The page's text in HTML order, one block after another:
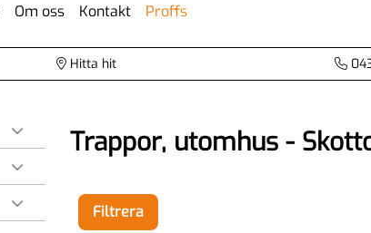
Om oss Kontakt Proffs
Hitta hit
Trappor, utomhus -
Filtrera